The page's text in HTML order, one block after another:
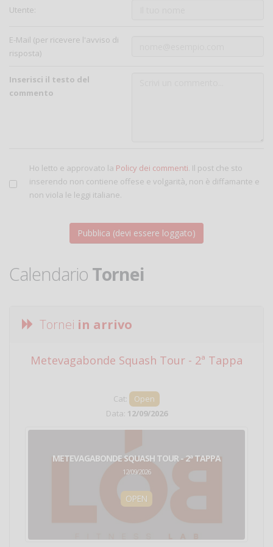
Utente:
E-Mail (per ricevere l'avviso di
risposta)
Inserisci il testo del
commento
Ho letto e approvato la Policy dei commenti. Il post che sto
inserendo non contiene offese e volgarità, non è diffamante e
non viola le leggi italiane.
Calendario Tornei
Tornei in arrivo
Metevagabonde Squash Tour - 2ª Tappa
Cat:
Open
Data: 12/09/2026
METEVAGABONDE SQUASH TOUR - 2ª TAPPA
12/09/2026
OPEN